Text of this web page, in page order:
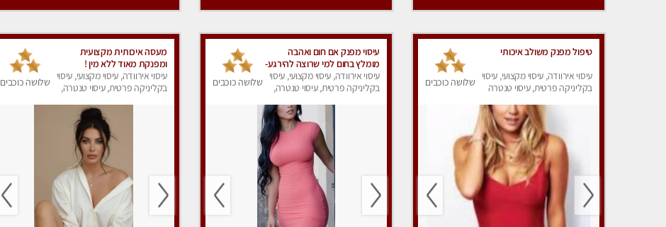
טיפול מפנק משולב איכותי
עיסוי אירוודה, עיסוי מקצועי, עיסוי
בקליניקה פרטית, עיסוי טנטרה
שלושה כוכבים
עיסוי מפנק אם חום ואהבה
מומלץ בחום למי שרוצה להירגע-
מומלץ לחלוטין! פרטי
עיסוי אירוודה, עיסוי מקצועי, עיסוי
בקליניקה פרטית, עיסוי טנטרה,
שלושה כוכבים
מעסה איכותית מקצועית
ומפנקת מאוד ללא מין !
עיסוי אירוודה, עיסוי מקצועי, עיסוי
בקליניקה פרטית, עיסוי טנטרה,
שלושה כוכבים